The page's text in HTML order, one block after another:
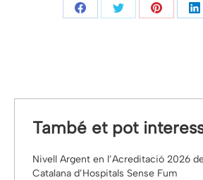
Share
Share
Share
També et pot
Nivell Argent en l’Acreditació 2026
Catalana d’Hospitals Sense Fum